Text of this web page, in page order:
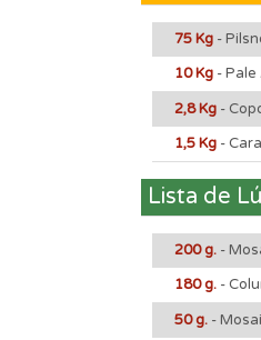
75 Kg -
10 Kg - Pale
2,8 Kg -
1,5 Kg -
Lista de
200 g. -
180 g. -
50 g. -